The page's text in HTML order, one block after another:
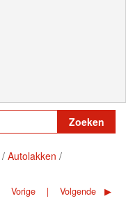
Zoeken
Autolakken
Vorige Volgende